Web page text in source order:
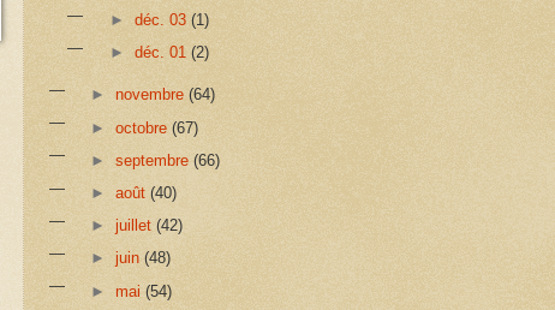
► déc. 03 (1)
► déc. 01 (2)
►novembre(64)
►octobre(67)
►septembre(66)
►août(40)
►juillet(42)
►juin(48)
► mai(54)